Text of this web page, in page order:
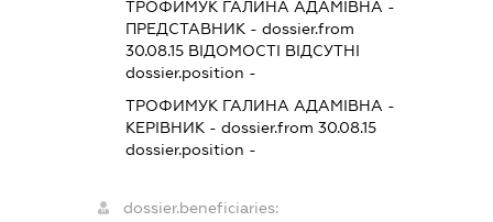
ТРОФИМУК ГАЛИНА АДАМІВНА -
ПРЕДСТАВНИК - dossier.from
30.08.15ВІДОМОСТІ ВІДСУТНІ
dossier.position -
ТРОФИМУК ГАЛИНА АДАМІВНА -
КЕРІВНИК - dossier.from 30.08.15
dossier.position -
dossier.beneficiaries: